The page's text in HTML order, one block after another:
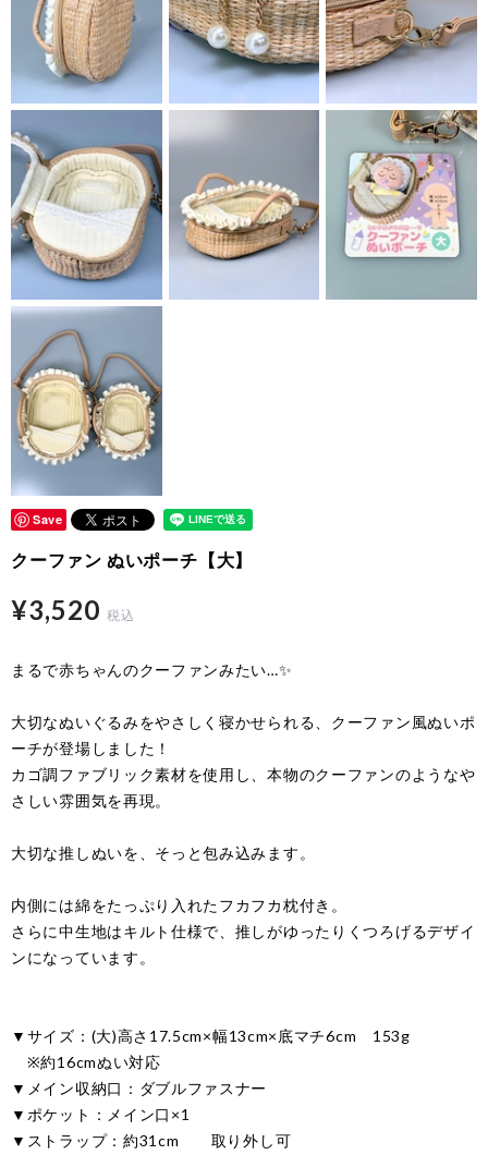
Save
クーファン ぬいポーチ【大】
¥3,520 税込
まるで赤ちゃんのクーファンみたい…✨
大切なぬいぐるみをやさしく寝かせられる、クーファン風ぬいポ
ーチが登場しました！
カゴ調ファブリック素材を使用し、本物のクーファンのようなや
さしい雰囲気を再現。
大切な推しぬいを、そっと包み込みます。
内側には綿をたっぷり入れたフカフカ枕付き。
さらに中生地はキルト仕様で、推しがゆったりくつろげるデザイ
ンになっています。
▼サイズ：(大)高さ17.5cm×幅13cm×底マチ6cm 153g
※約16cmぬい対応
▼メイン収納口：ダブルファスナー
▼ポケット：メイン口×1
▼ストラップ：約31cm 取り外し可